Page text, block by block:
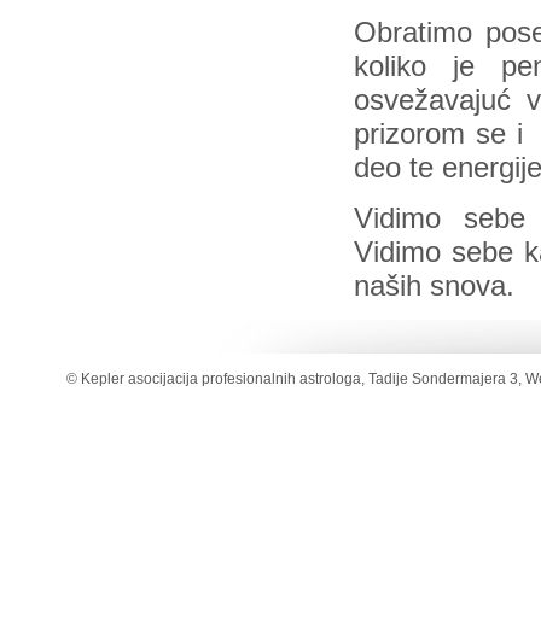
Obratimo
koliko je
osvežavajuć
prizorom se i
deo te
Vidimo sebe
Vidimo sebe
naših snova.
© Kepler asocijacija profesionalnih astrologa, Tadije Sondermajera 3,